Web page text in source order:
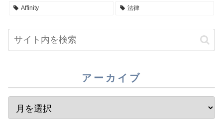
Affinity 法律
アーカイブ